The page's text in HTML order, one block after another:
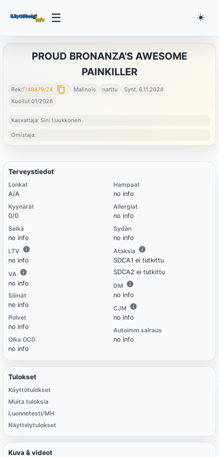
☰ ☀️
PROUD BRONANZA'S AWESOME
PAINKILLER
Rek:FI48879/24 content_copy Malinois narttu
Synt. 6.11.2024
Kuollut 01/2026
Kasvattaja: Sini Luukkonen
Omistaja:
Terveystiedot
Lonkat
A/A
Kyynärät
0/0
Selkä
no info
LTV
no info
VA
no info
Silmät
no info
Polvet
no info
Olka OCD
no info
Hampaat
no info
Allergiat
no info
Sydän
no info
Ataksia
SDCA1 ei tutkittu
SDCA2 ei tutkittu
DM
no info
CJM
no info
Autoimm.sairaus
no info
Tulokset
Käyttötulokset
Muita tuloksia
Luonnetesti/MH
Näyttelytulokset
Kuva & videot